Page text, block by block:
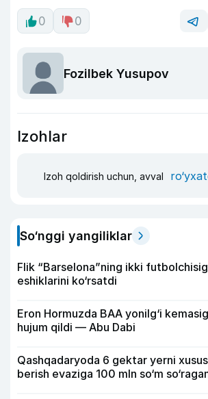
0 0
Fozilbek Yusupov
Izohlar
Izoh qoldirish uchun, avval
So‘nggi yangiliklar
Flik “Barselona”ning ikki
eshiklarini ko‘rsatdi
Eron Hormuzda BAA yonilg‘i
hujum qildi — Abu Dabi
Qashqadaryoda 6 gektar yerni
berish evaziga 100 mln so‘m